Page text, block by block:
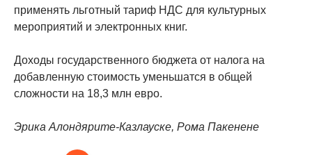
применять льготный тариф НДС для культурных
мероприятий и электронных книг.
Доходы государственного бюджета от налога на
добавленную стоимость уменьшатся в общей
сложности на 18,3 млн евро.
Эрика Алондярите-Казлауске, Рома Пакенене